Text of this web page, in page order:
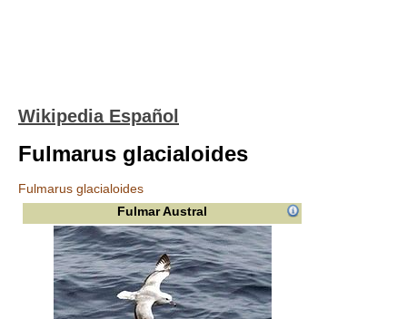
Wikipedia Español
Fulmarus glacialoides
Fulmarus glacialoides
Fulmar Austral